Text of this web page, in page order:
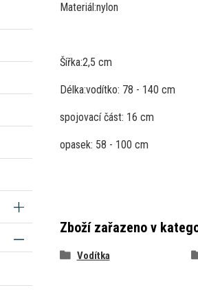
Materiál:nylon
Šířka:2,5 cm
Délka:vodítko: 78 - 140 cm
spojovací část: 16 cm
opasek: 58 - 100 cm
Zboží zařazeno v
Vodítka